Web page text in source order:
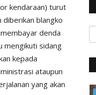
kendaraan) turut
blangko
denda
mengikuti sidang
kepada
ataupun
yang akan